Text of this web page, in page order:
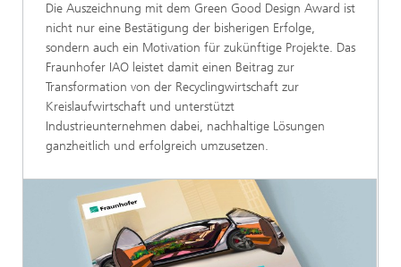
Die Auszeichnung mit dem Green Good Design Award ist
nicht nur eine Bestätigung der bisherigen Erfolge,
sondern auch ein Motivation für zukünftige Projekte. Das
Fraunhofer IAO leistet damit einen Beitrag zur
Transformation von der Recycling­wirtschaft zur
Kreislaufwirtschaft und unterstützt
Industrieunternehmen dabei, nachhaltige Lösungen
ganzheitlich und erfolgreich umzusetzen.